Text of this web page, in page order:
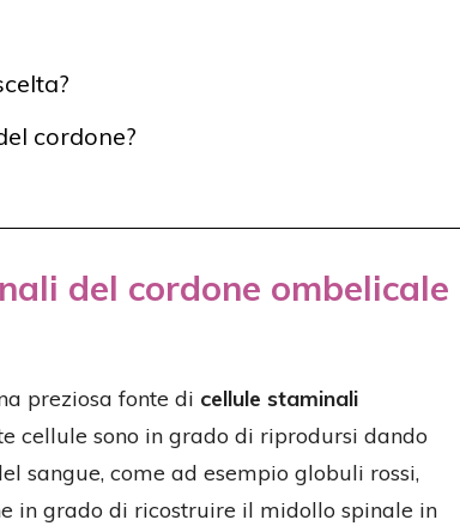
cordone?
del cordone ombelicale
preziosa fonte di cellule staminali
cellule sono in grado di riprodursi dando
sangue, come ad esempio globuli rossi,
in grado di ricostruire il midollo spinale in